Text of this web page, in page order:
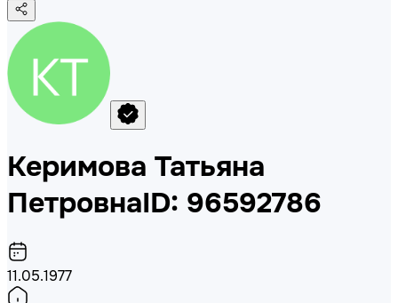
Керимова Татьяна
ПетровнаID: 96592786
11.05.1977